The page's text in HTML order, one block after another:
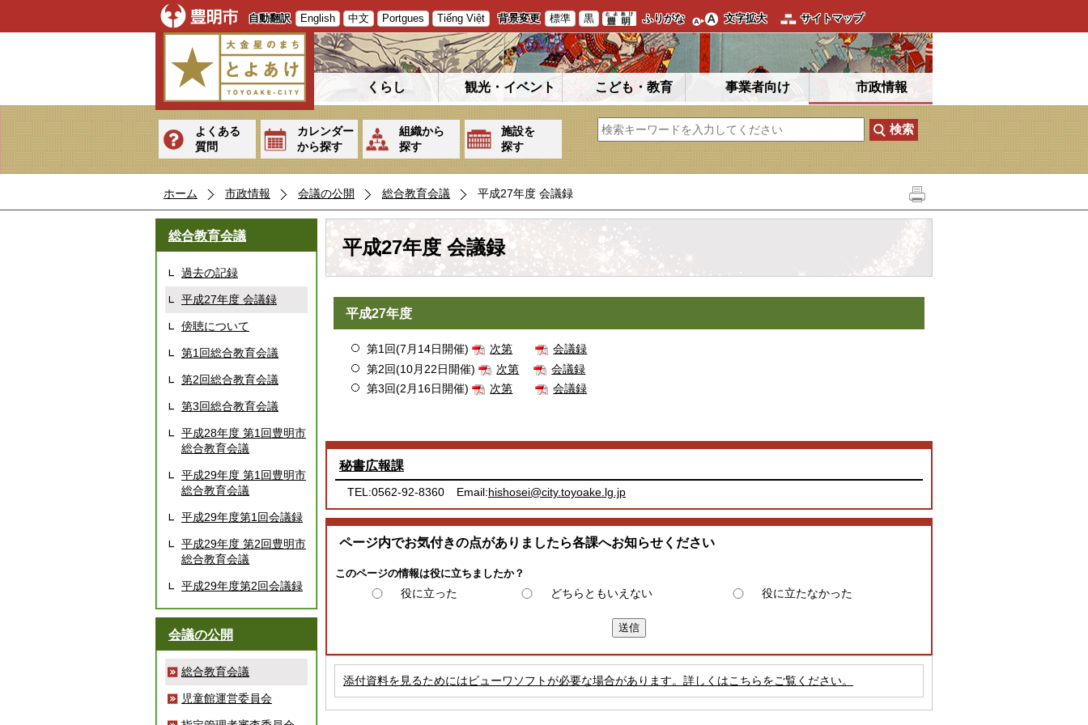
自動翻訳 English 中文 Portgues Tiếng Việt 背景変更 標準 黒 ふりがな 文字拡大 サイトマップ
くらし 観光・イベント こども・教育 事業者向け 市政情報
よくある
質問
カレンダー
から探す
組織から
探す
施設を
探す
ホーム 市政情報 会議の公開 総合教育会議 平成27年度 会議録
総合教育会議
過去の記録
平成27年度 会議録
傍聴について
第1回総合教育会議
第2回総合教育会議
第3回総合教育会議
平成28年度 第1回豊明市
総合教育会議
平成29年度 第1回豊明市
総合教育会議
平成29年度第1回会議録
平成29年度 第2回豊明市
総合教育会議
平成29年度第2回会議録
会議の公開
総合教育会議
児童館運営委員会
平成27年度 会議録
平成27年度
第1回(7月14日開催) 次第
会議録
第2回(10月22日開催)
次第
会議録
第3回(2月16日開催)
次第 会議録
秘書広報課
TEL:0562-92-8360 Email:hishosei@city.toyoake.lg.jp
ページ内でお気付きの点がありましたら各課へお知らせください
このページの情報は役に立ちましたか？
役に立った どちらともいえない 役に立たなかった
添付資料を見るためにはビューワソフトが必要な場合があります。詳しくはこちらをご覧ください。